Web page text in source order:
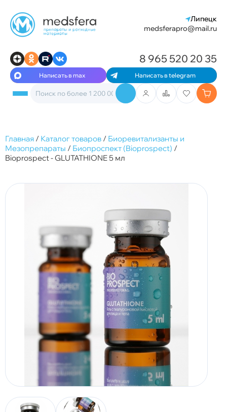
Липецк
medsferapro@mail.ru
Написать в max Написать в telegram
8 965 520 20 35
Главная / Каталог товаров / Биоревитализанты и
Мезопрепараты / Биопроспект (Bioprospect) /
Bioprospect - GLUTATHIONE 5 мл